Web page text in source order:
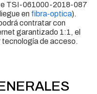
TSI-061000-2018-087
en fibra-optica).
contratar con
garantizado 1:1, el
tecnología de acceso.